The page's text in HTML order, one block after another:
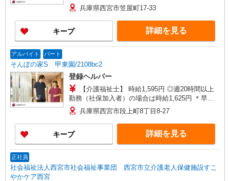
夜間（〜8:00、18:00〜）：時給1,994円〜 ＊日曜
祝日：時給1,895円〜 【実務者研修・初任者研修
（ヘルパー1級・2級）】 時給1,515円 ◎週20時間
以上勤務（社保加入者）の場合は時給1,545円 ＊
早朝夜間（〜8:00、18:00〜）：時給1,894円〜 ＊
が同時給 ◎キャンセル手当：職務時給の60％支給
兵庫県西宮市笠屋町17-33
キープ 詳細を見る
アルバイト パート
そんぽの家S 甲東園/2108bc2
登録ヘルパー
【介護福祉士】 時給1,595円 ◎週20時間以上
勤務（社保加入者）の場合は時給1,625円 ＊早朝
夜間（〜8:00、18:00〜）：時給1,994円〜 ＊日曜
祝日：時給1,895円〜 【実務者研修・初任者研修
（ヘルパー1級・2級）】 時給1,515円 ◎週20時間
以上勤務（社保加入者）の場合は時給1,545円 ＊
早朝夜間（〜8:00、18:00〜）：時給1,894円〜 ＊
が同時給 ◎キャンセル手当：職務時給の60％支給
兵庫県西宮市段上町8丁目8-27
キープ 詳細を見る
正社員
社会福祉法人西宮市社会福祉事業団 西宮市立介護老人保健施設すこ
やかケア西宮